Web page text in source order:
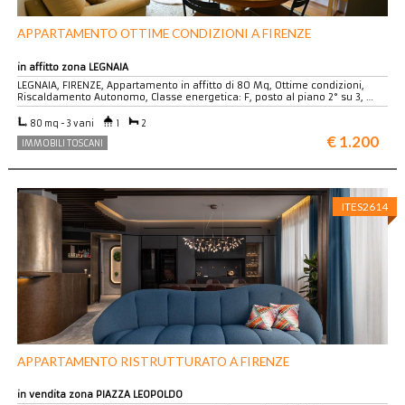
APPARTAMENTO OTTIME CONDIZIONI A FIRENZE
in affitto zona LEGNAIA
LEGNAIA, FIRENZE, Appartamento in affitto di 80 Mq, Ottime condizioni,
Riscaldamento Autonomo, Classe energetica: F, posto al piano 2° su 3, …
80 mq - 3 vani 1
2
IMMOBILI TOSCANI
€ 1.200
ITES2614
APPARTAMENTO RISTRUTTURATO A FIRENZE
in vendita zona PIAZZA LEOPOLDO